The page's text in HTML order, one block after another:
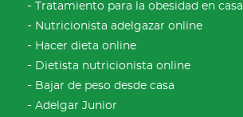
Tratamiento para la obesidad en casa
Nutricionista adelgazar online
Hacer dieta online
Dietista nutricionista online
Bajar de peso desde casa
Adelgar Junior